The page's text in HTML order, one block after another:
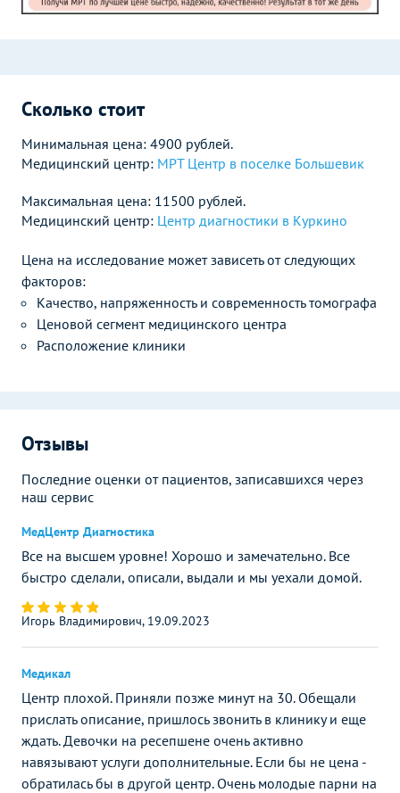
Сколько стоит
Минимальная цена: 4900 рублей.
Медицинский центр: МРТ Центр в поселке Большевик
Максимальная цена: 11500 рублей.
Медицинский центр: Центр диагностики в Куркино
Цена на исследование может зависеть от следующих
факторов:
Качество, напряженность и современность томографа
Ценовой сегмент медицинского центра
Расположение клиники
Отзывы
Последние оценки от пациентов, записавшихся через
наш сервис
МедЦентр Диагностика
Все на высшем уровне! Хорошо и замечательно. Все
быстро сделали, описали, выдали и мы уехали домой.
Игорь Владимирович, 19.09.2023
Медикал
Центр плохой. Приняли позже минут на 30. Обещали
прислать описание, пришлось звонить в клинику и еще
ждать. Девочки на ресепшене очень активно
навязывают услуги дополнительные. Если бы не цена -
обратилась бы в другой центр. Очень молодые парни на